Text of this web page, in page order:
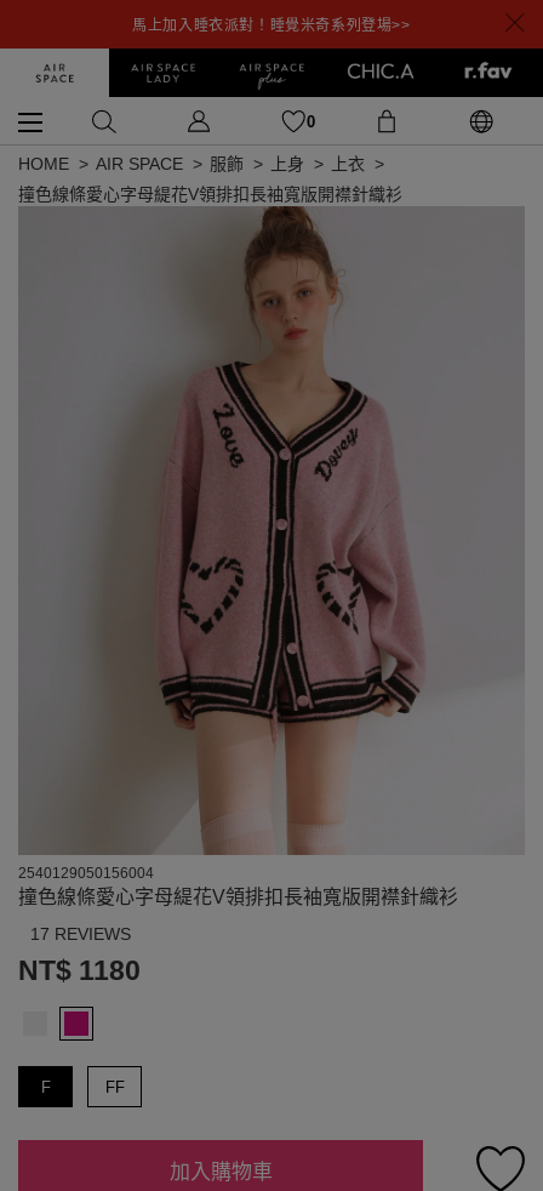
馬上加入睡衣派對！睡覺米奇系列登場>>
0
HOME AIR SPACE 服飾 上身
上衣
撞色線條愛心字母緹花V領排扣長袖寬版開襟針織衫
2540129050156004
撞色線條愛心字母緹花V領排扣長袖寬版開襟針織衫
17 REVIEWS
NT$ 1180
F FF
加入購物車